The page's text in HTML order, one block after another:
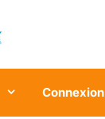
Connexion